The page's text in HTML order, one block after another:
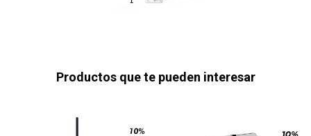
Productos que te pueden interesar